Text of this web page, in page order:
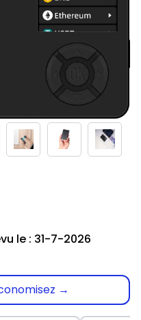
le : 31-7-2026
→